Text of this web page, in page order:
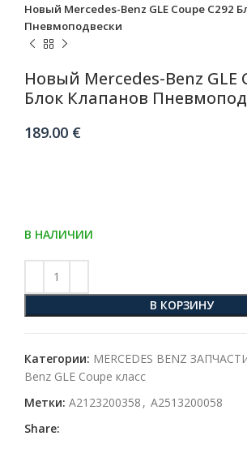
Hовый Mercedes-Benz GLE Coupe C292
Пневмоподвески
Hовый Mercedes-Benz GLE
Блок Клапанов
189.00 €
В НАЛИЧИИ
В КОРЗИНУ
Категории: MERCEDES BENZ
Benz GLE Coupe класс
Метки: A2123200358 , A2513200058
Share: